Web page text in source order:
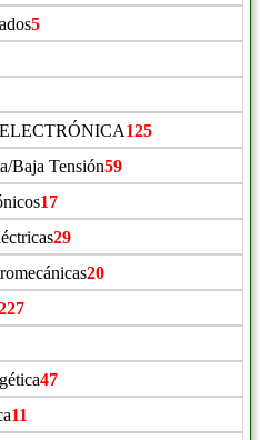
5
125
Baja Tensión59
17
29
20
47
11